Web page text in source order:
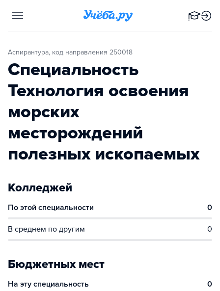
Аспирантура, код направления 250018
Специальность
Технология освоения
морских
месторождений
полезных ископаемых
Колледжей
По этой специальности 0
В среднем по другим 0
Бюджетных мест
На эту специальность 0